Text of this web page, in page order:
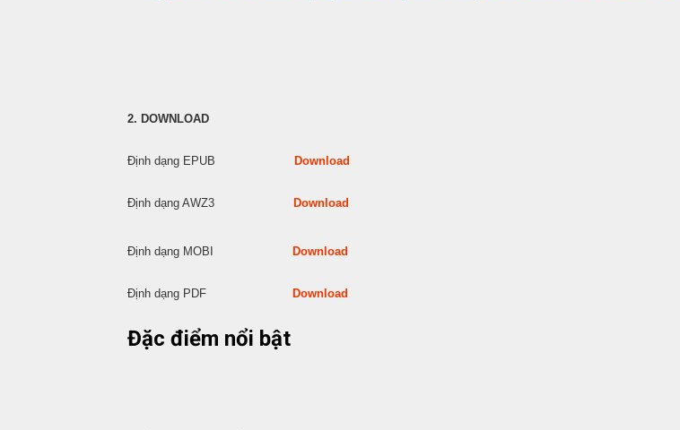
2. DOWNLOAD
Định dạng EPUB Download
Định dạng AWZ3 Download
Định dạng MOBI Download
Định dạng PDF Download
Đặc điểm nổi bật